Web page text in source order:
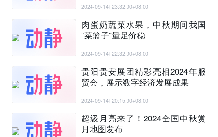
2024-09-14T23:32:00+08:00
肉蛋奶蔬菜水果，中秋期间我国
“菜篮子”量足价稳
2024-09-14T22:32:00+08:00
贵阳贵安展团精彩亮相2024年服
贸会，展示数字经济发展成果
2024-09-14T20:15:00+08:00
超级月亮来了！2024全国中秋赏
月地图发布